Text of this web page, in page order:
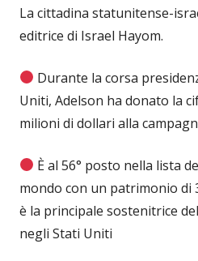
La cittadina statunitense-
editrice di Israel Hayom.
Durante la corsa
Uniti, Adelson ha donato la
milioni di dollari alla
È al 56° posto nella lista
mondo con un patrimonio di
è la principale sostenitrice
negli Stati Uniti